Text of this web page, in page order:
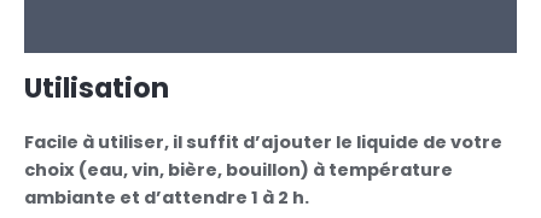
Utilisation
Facile à utiliser, il suffit d’ajouter le liquide de votre
choix (eau, vin, bière, bouillon) à température
ambiante et d’attendre 1 à 2 h.